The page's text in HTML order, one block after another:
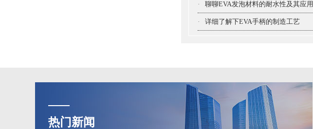
· 聊聊EVA发泡材料的耐水性及其应用
· 详细了解下EVA手柄的制造工艺
热门新闻